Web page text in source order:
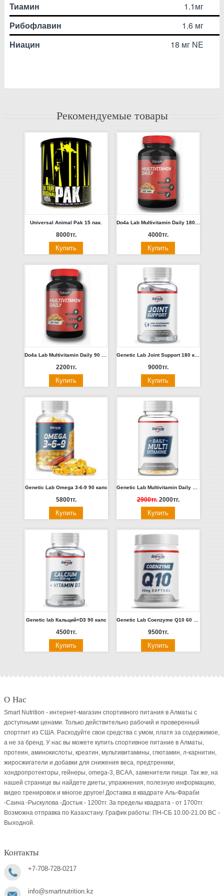
Тиамин
1.1мг
Рибофлавин
1.6 мг
Ниацин
18 мг NE
Рекомендуемые товары
Universal Animal Pak 15 пак.
8000тг.
Do4a Lab Multivitamin Daily 180 таб
4000тг.
2200тг.
Genetic Lab Joint Support 180 капс
9000тг.
Genetic Lab Omega 3-6-9 90 капс
5800тг. 2900тг. 2000тг.
Genetic lab Кальций+D3 90 капс
4500тг. 9500тг.
О Нас
Smart Nutrition - интернет-магазин спортивного питания в Алматы с
доступными ценами. Только действительно рабочий и проверенный
спортпит из США. Расходуйте свои средства с умом, платя за содержимое,
а не за бренд. У нас вы можете купить спортивное питание в Алматы,
протеин, аминокислоты, креатин, мультивитамины, глютамин, л-карнитин,
жиросжигатели и добавки для снижения веса, предтреники,
хондропротекторы, гейнеры, omega-3, BCAA, заменители пищи. Так же, на
нашей странице вы найдете диеты, упражнения, полезную информацию,
видео тренировок и многое другое! Доставка в квадрате Аль-Фараби
-Саина -Рыскулова -Достык - 1200тг. За пределы квадрата - от 1700тг.
Возможна отправка по Казахстану. График работы: ПН-СБ 10.00-21.00 ВC -
Выходной.
Контакты
+7-708-728-0217
info@smartnutrition.kz